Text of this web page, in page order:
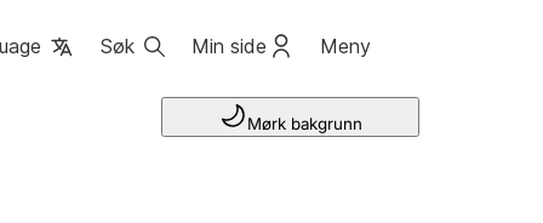
Søk Min side Meny
Mørk bakgrunn